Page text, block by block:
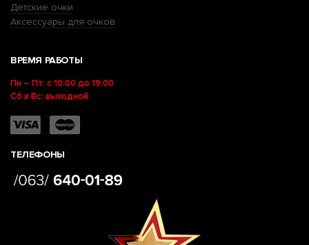
Детские очки
Аксессуары для очков
ВРЕМЯ РАБОТЫ
Пн – Пт: с 10:00 до 19:00
Сб и Вс: выходной
ТЕЛЕФОНЫ